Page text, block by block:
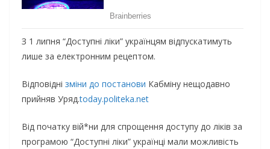
З 1 липня “Доступні ліки” українцям відпускатимуть
лише за електронним рецептом.
Відповідні зміни до постанови Кабміну нещодавно
прийняв Уряд.today.politeka.net
Від початку вій*ни для спрощення доступу до ліків за
програмою “Доступні ліки” українці мали можливість